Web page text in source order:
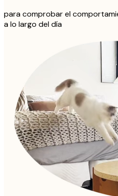
para comprobar el
a lo largo del día